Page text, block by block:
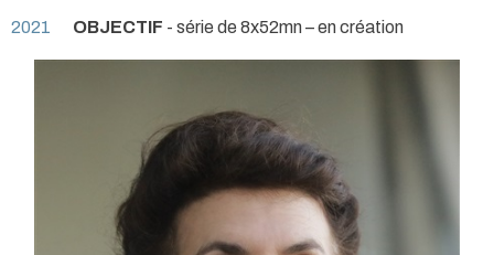
2021 OBJECTIF - série de 8x52mn – en création